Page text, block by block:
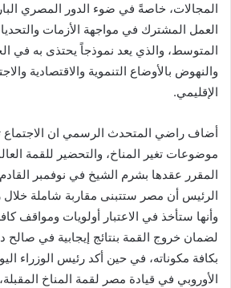
المجالات، خاصةً في ضوء الدور المصري
العمل المشترك في مواجهة الأزمات
المتوسط، والذي يعد نموذجاً يحتذى به في
والنهوض بالأوضاع التنموية والاقتصادية
الإقليمي.
أضاف راضي المتحدث الرسمي ان الاجتماع
المقرر عقدها بشرم الشيخ في نوفمبر
الرئيس أن مصر ستتبنى مقاربة شاملة خلال
وأنها ستأخذ في الاعتبار أولويات ومواقف
لضمان خروج القمة بنتائج إيجابية في صالح
بكافة مكوناته، في حين أكد رئيس الوزراء
الأوروبي في قيادة مصر لقمة المناخ